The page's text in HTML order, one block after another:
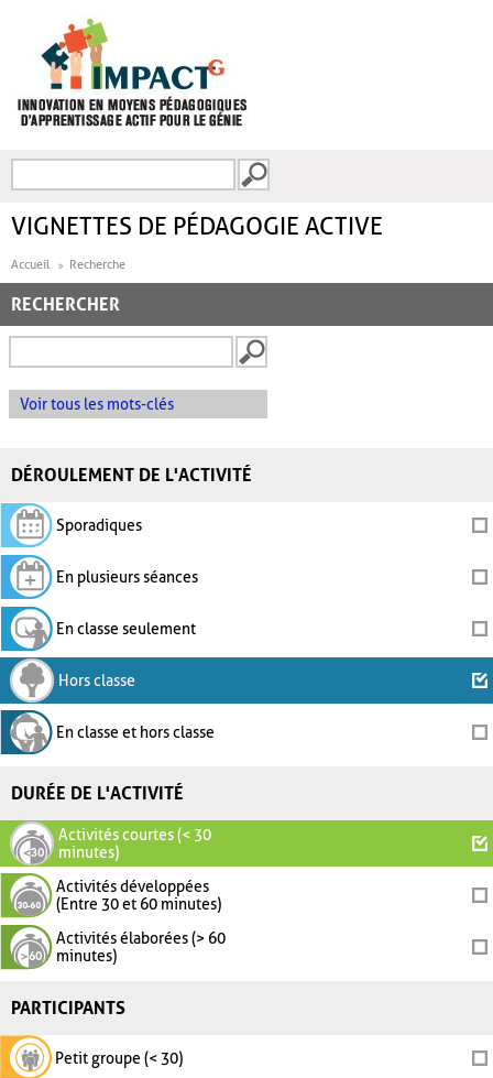
FORMULAIRE DE
VIGNETTES DE PÉDAGOGIE ACTIVE
Accueil Recherche
RECHERCHER
Voir tous les mots-clés
DÉROULEMENT DE L'ACTIVITÉ
Sporadiques
En plusieurs séances
En classe seulement
Hors classe
En classe et hors classe
DURÉE DE L'ACTIVITÉ
Activités courtes (< 30
minutes)
Activités développées
(Entre 30 et 60 minutes)
Activités élaborées (> 60
minutes)
PARTICIPANTS
Petit groupe (< 30)